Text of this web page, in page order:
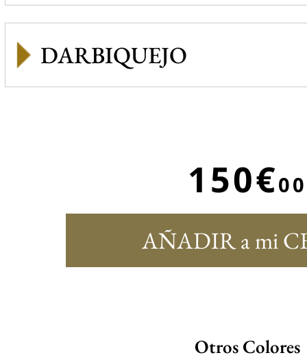
DARBIQUEJO
150€00
AÑADIR a mi
Otros Colores